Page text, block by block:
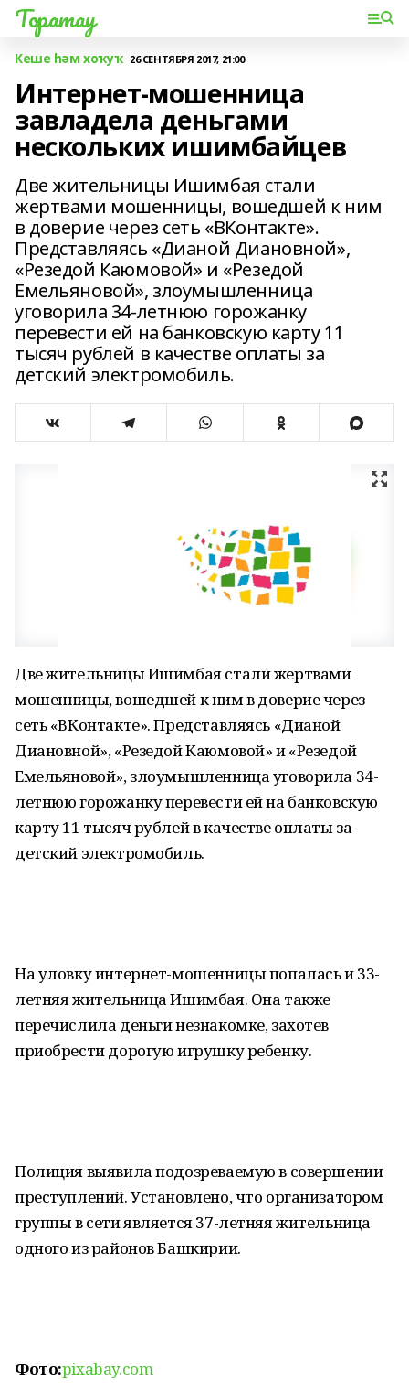
Торатау
Кеше һәм хоҡуҡ 26 СЕНТЯБРЯ 2017, 21:00
Интернет-мошенница
завладела деньгами
нескольких ишимбайцев
Две жительницы Ишимбая стали
жертвами мошенницы, вошедшей к ним
в доверие через сеть «ВКонтакте».
Представляясь «Дианой Диановной»,
«Резедой Каюмовой» и «Резедой
Емельяновой», злоумышленница
уговорила 34-летнюю горожанку
перевести ей на банковскую карту 11
тысяч рублей в качестве оплаты за
детский электромобиль.
Две жительницы Ишимбая стали жертвами
мошенницы, вошедшей к ним в доверие через
сеть «ВКонтакте». Представляясь «Дианой
Диановной», «Резедой Каюмовой» и «Резедой
Емельяновой», злоумышленница уговорила 34-
летнюю горожанку перевести ей на банковскую
карту 11 тысяч рублей в качестве оплаты за
детский электромобиль.
На уловку интернет-мошенницы попалась и 33-
летняя жительница Ишимбая. Она также
перечислила деньги незнакомке, захотев
приобрести дорогую игрушку ребенку.
Полиция выявила подозреваемую в совершении
преступлений. Установлено, что организатором
группы в сети является 37-летняя жительница
одного из районов Башкирии.
Фото:pixabay.com